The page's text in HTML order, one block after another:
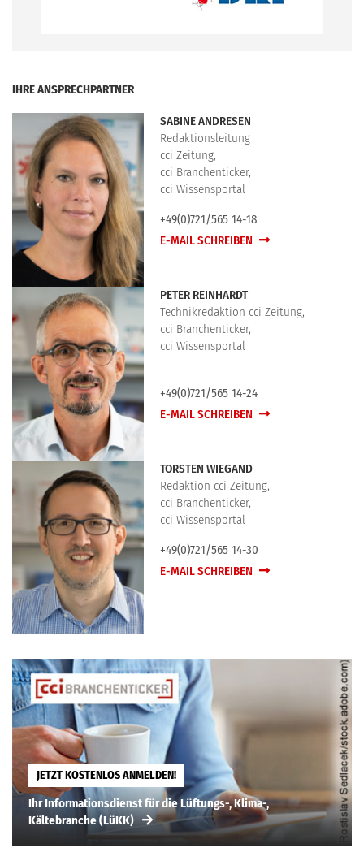
IHRE ANSPRECHPARTNER
SABINE ANDRESEN
Redaktionsleitung
cci Zeitung,
cci Branchenticker,
cci Wissensportal
+49(0)721/565 14-18
E-MAIL SCHREIBEN
PETER REINHARDT
Technikredaktion cci Zeitung,
cci Branchenticker,
cci Wissensportal
+49(0)721/565 14-24
E-MAIL SCHREIBEN
TORSTEN WIEGAND
Redaktion cci Zeitung,
cci Branchenticker,
cci Wissensportal
+49(0)721/565 14-30
E-MAIL SCHREIBEN
JETZT KOSTENLOS ANMELDEN!
Ihr Informationsdienst für die Lüftungs-, Klima-,
Kältebranche (LüKK)